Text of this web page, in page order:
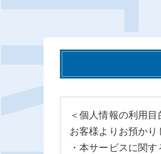
＜個人情報の利用目
お客様よりお預かり
・本サービスに関